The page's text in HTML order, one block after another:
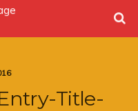
Title-